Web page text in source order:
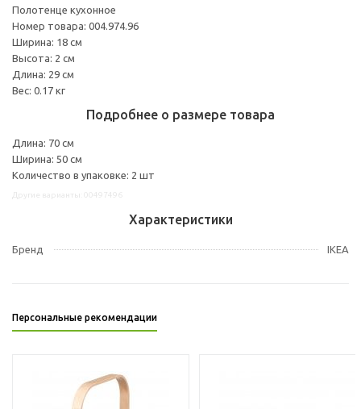
Полотенце кухонное
Номер товара: 004.974.96
Ширина: 18 см
Высота: 2 см
Длина: 29 см
Вес: 0.17 кг
Подробнее о размере товара
Длина: 70 см
Ширина: 50 см
Количество в упаковке: 2 шт
Характеристики
Бренд IKEA
Персональные рекомендации